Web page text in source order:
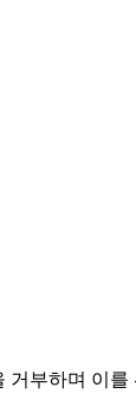
부하며 이